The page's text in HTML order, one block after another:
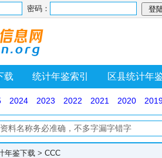
密码：
载 统计年鉴索引 区县统计年
2024 2023 2022 2021 2020
年鉴下载 > CCC